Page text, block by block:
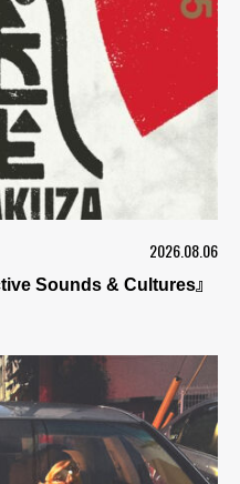
2026.08.06
Sounds & Cultures』